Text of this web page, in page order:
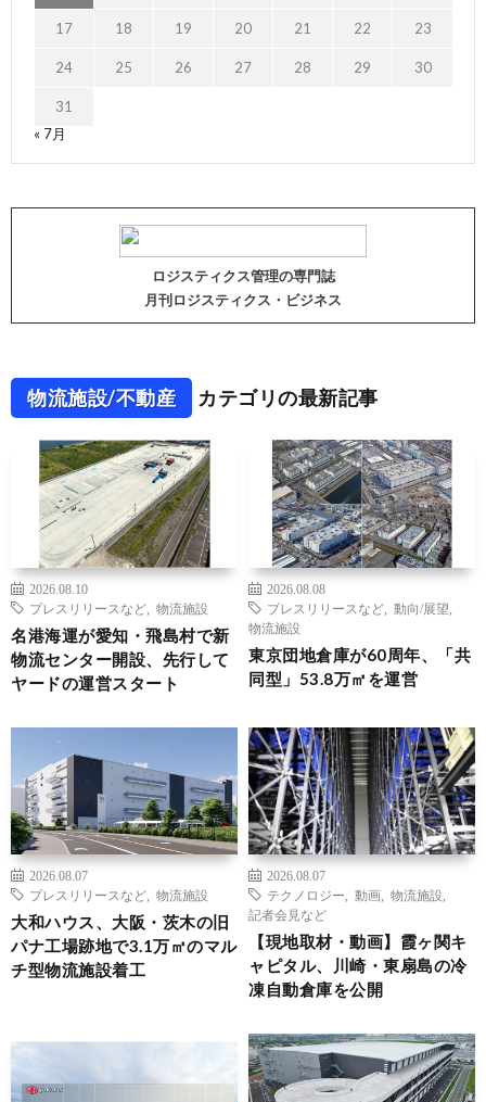
17 18 19 20 21 22 23
24 25 26 27 28 29 30
31
« 7月
ロジスティクス管理の専門誌
月刊ロジスティクス・ビジネス
物流施設/不動産 カテゴリの最新記事
2026.08.10
プレスリリースなど
物流施設
名港海運が愛知・飛島村で新
物流センター開設、先行して
ヤードの運営スタート
2026.08.08
プレスリリースなど
動向/展望
物流施設
東京団地倉庫が60周年、「共
同型」53.8万㎡を運営
2026.08.07
プレスリリースなど
物流施設
大和ハウス、大阪・茨木の旧
パナ工場跡地で3.1万㎡のマル
チ型物流施設着工
2026.08.07
テクノロジー
動画 物流施設
記者会見など
【現地取材・動画】霞ヶ関キ
ャピタル、川崎・東扇島の冷
凍自動倉庫を公開